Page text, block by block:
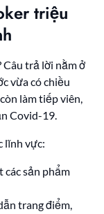
triệu
Câu trả lời nằm ở
vừa có chiều
làm tiếp viên,
Covid-19.
lĩnh vực:
sản phẩm
trang điểm,